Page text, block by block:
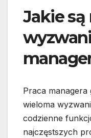
Jakie są
Praca managera
wieloma
codzienne
najczęstszych